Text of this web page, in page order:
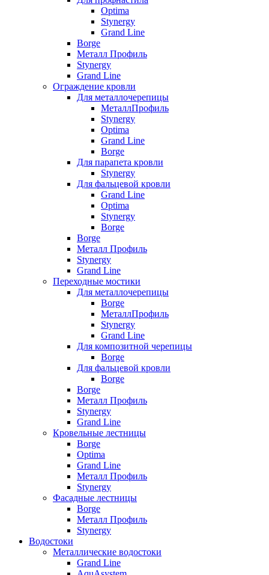
Optima
Stynergy
Grand Line
Borge
Металл Профиль
Stynergy
Grand Line
Ограждение кровли
Для металлочерепицы
МеталлПрофиль
Stynergy
Optima
Grand Line
Borge
Для парапета кровли
Stynergy
Для фальцевой кровли
Grand Line
Optima
Stynergy
Borge
Borge
Металл Профиль
Stynergy
Grand Line
Переходные мостики
Для металлочерепицы
Borge
МеталлПрофиль
Stynergy
Grand Line
Для композитной черепицы
Borge
Для фальцевой кровли
Borge
Borge
Металл Профиль
Stynergy
Grand Line
Кровельные лестницы
Borge
Optima
Grand Line
Металл Профиль
Stynergy
Фасадные лестницы
Borge
Металл Профиль
Stynergy
Водостоки
Металлические водостоки
Grand Line